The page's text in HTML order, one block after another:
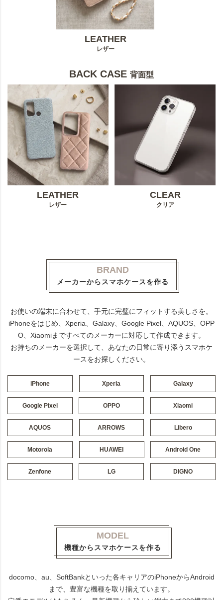
LEATHER
レザー
BACK CASE 背面型
LEATHER
レザー
CLEAR
クリア
BRAND
メーカーからスマホケースを作る
お使いの端末に合わせて、手元に完璧にフィットする美しさを。
iPhoneをはじめ、Xperia、Galaxy、Google Pixel、AQUOS、OPP
O、Xiaomiまですべてのメーカーに対応して作成できます。
お持ちのメーカーを選択して、あなたの日常に寄り添うスマホケ
ースをお探しください。
iPhone Xperia Galaxy
Google Pixel OPPO Xiaomi
AQUOS ARROWS Libero
Motorola HUAWEI Android One
Zenfone LG DIGNO
MODEL
機種からスマホケースを作る
docomo、au、SoftBankといった各キャリアのiPhoneからAndroid
まで、豊富な機種を取り揃えています。